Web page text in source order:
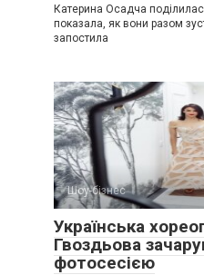
Катерина Осадча
показала, як вони разом
запостила
Шоу-бізнес
Українська
Гвоздьова
фотосесією